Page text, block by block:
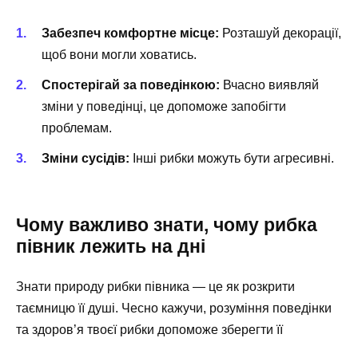
Забезпеч комфортне місце: Розташуй декорації,
щоб вони могли ховатись.
Спостерігай за поведінкою: Вчасно виявляй
зміни у поведінці, це допоможе запобігти
проблемам.
Зміни сусідів: Інші рибки можуть бути агресивні.
Чому важливо знати, чому рибка
півник лежить на дні
Знати природу рибки півника — це як розкрити
таємницю її душі. Чесно кажучи, розуміння поведінки
та здоров’я твоєї рибки допоможе зберегти її